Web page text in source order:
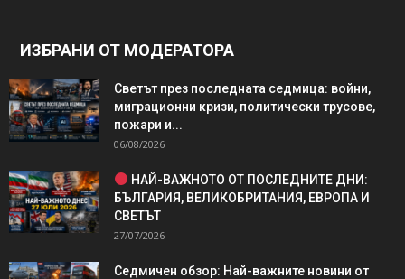
ИЗБРАНИ ОТ МОДЕРАТОРА
Светът през последната седмица: войни,
миграционни кризи, политически трусове,
пожари и...
06/08/2026
НАЙ-ВАЖНОТО ОТ ПОСЛЕДНИТЕ ДНИ:
БЪЛГАРИЯ, ВЕЛИКОБРИТАНИЯ, ЕВРОПА И
СВЕТЪТ
27/07/2026
Седмичен обзор: Най-важните новини от